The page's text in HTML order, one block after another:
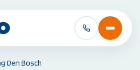
Den Bosch